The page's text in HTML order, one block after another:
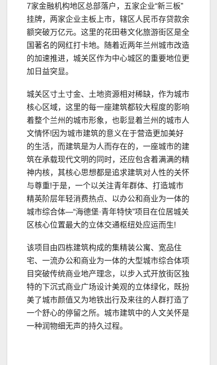
7家金融机构地区总部落户，五家企业“新三板”
挂牌，两家企业主板上市，辖区人民币存贷款余
额突破万亿元。这里的花田巷文化旅游街区是全
国著名的网红打卡地。随着近两年兰州城市改造
的加速推进，城关区作为中心城区的重要地位更
加日益突显。
城关区寸土寸金、土地资源相对稀缺，作为城市
核心区域，这里的每一座建筑都较大程度的影响
着整个兰州的城市形象，也彰显着兰州的城市人
文情怀!因为城市建筑的意义在于营造更加美好
的生活，而建筑是为人而存在的，一座城市的建
筑在承载现代文明的同时，还应包含着满满的精
神内核，其核心思想都是追求建筑对人性的关怀
与尊重!于是，一个以关注青年群体、打造城市
精英阶层年轻消费热点、以办公和商业为一体的
城市综合体—“海德堡·青年特快”项目在位居城关
区核心位置最大的立体交通枢纽处应运而生!
该项目由四栋建筑构成的集精装公寓、宽品住
宅、一流办公和商业为一体的大型城市综合体项
目突破传统商业地产理念，以步入式开放街区独
特的下沉式商业广场设计美观的立体绿化，既扮
美了城市颜值又为地铁出行及来往的人群打造了
一个舒心的停留之所。城市建筑中的人文关怀是
一种润物细无声的持久过程。